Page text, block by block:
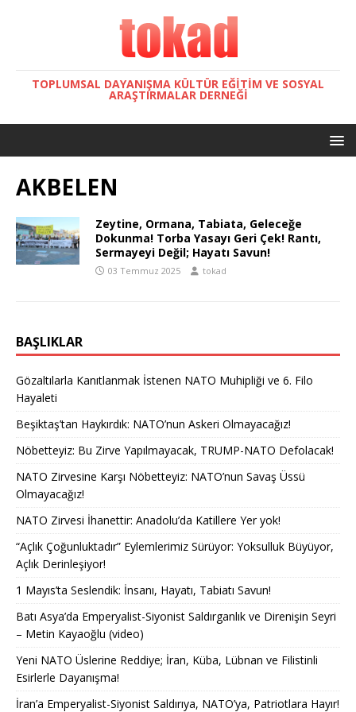
TOPLUMSAL DAYANIŞMA KÜLTÜR EĞITIM VE SOSYAL
ARAŞTIRMALAR DERNEĞI
AKBELEN
Zeytine, Ormana, Tabiata, Geleceğe
Dokunma! Torba Yasayı Geri Çek! Rantı,
Sermayeyi Değil; Hayatı Savun!
03 Temmuz 2025 tokad
BAŞLIKLAR
Gözaltılarla Kanıtlanmak İstenen NATO Muhipliği ve 6. Filo
Hayaleti
Beşiktaş’tan Haykırdık: NATO’nun Askeri Olmayacağız!
Nöbetteyiz: Bu Zirve Yapılmayacak, TRUMP-NATO Defolacak!
NATO Zirvesine Karşı Nöbetteyiz: NATO’nun Savaş Üssü
Olmayacağız!
NATO Zirvesi İhanettir: Anadolu’da Katillere Yer yok!
“Açlık Çoğunluktadır” Eylemlerimiz Sürüyor: Yoksulluk Büyüyor,
Açlık Derinleşiyor!
1 Mayıs’ta Seslendik: İnsanı, Hayatı, Tabiatı Savun!
Batı Asya’da Emperyalist-Siyonist Saldırganlık ve Direnişin Seyri
– Metin Kayaoğlu (video)
Yeni NATO Üslerine Reddiye; İran, Küba, Lübnan ve Filistinli
Esirlerle Dayanışma!
İran’a Emperyalist-Siyonist Saldırıya, NATO’ya, Patriotlara Hayır!